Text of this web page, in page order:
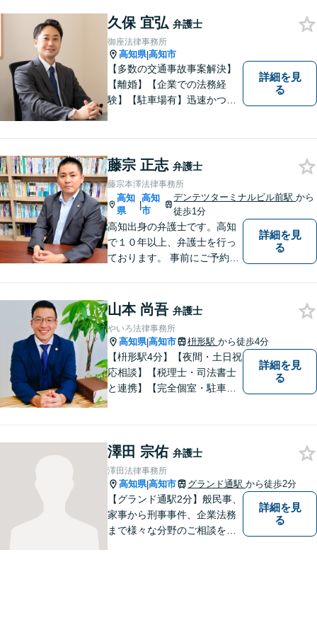
久保 宜弘 弁護士
御座法律事務所
高知県|高知市
【多数の交通事故事案解決】
【離婚】【企業での法務経
験】【駐車場有】迅速かつ丁
い。
詳細を見
る
藤宗 正志 弁護士
藤宗本澤法律事務所
高知
県
|
高知
市
デンテツターミナルビル前駅から
徒歩1分
高知出身の弁護士です。高知
で１０年以上、弁護士を行っ
ております。 事前にご予約を
詳細を見
る
山本 尚吾 弁護士
やいろ法律事務所
高知県|高知市 枡形駅 から徒歩4分
【枡形駅4分】【夜間・土日祝
応相談】【税理士・司法書士
と連携】【完全個室・駐車場
い説明と親身な対応で納得の
いく解決を目指します。最後
まで粘り強くサポートいたし
ます。
詳細を見
る
澤田 宗佑 弁護士
澤田法律事務所
高知県|高知市 グランド通駅 から徒歩2分
【グランド通駅2分】般民事、
家事から刑事事件、企業法務
まで様々な分野のご相談を受
詳細を見
る